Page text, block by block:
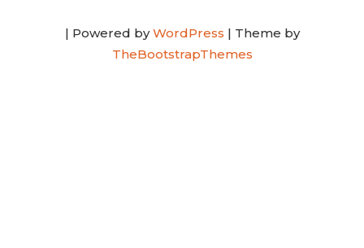
| Powered byWordPress | Theme by
TheBootstrapThemes